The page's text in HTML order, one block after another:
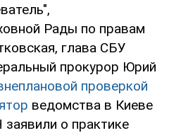
Рады по правам
глава СБУ
прокурор Юрий
проверкой
ведомства в Киеве
о практике